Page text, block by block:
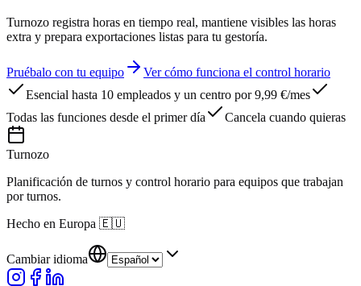
Turnozo registra horas en tiempo real, mantiene visibles las horas
extra y prepara exportaciones listas para tu gestoría.
Pruébalo con tu equipo
Ver cómo funciona el control horario
Esencial hasta 10 empleados y un centro por 9,99 €/mes
Todas las funciones desde el primer día
Cancela cuando quieras
Turnozo
Planificación de turnos y control horario para equipos que trabajan
por turnos.
Hecho en Europa 🇪🇺
Cambiar idioma